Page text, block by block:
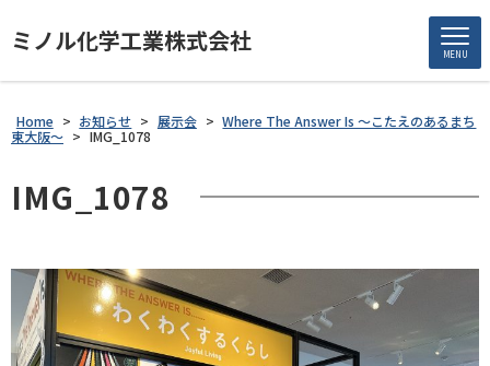
ミノル化学工業株式会社 MENU
Home > お知らせ > 展示会 > Where The Answer Is ～こたえのあるまち
東大阪～ > IMG_1078
IMG_1078